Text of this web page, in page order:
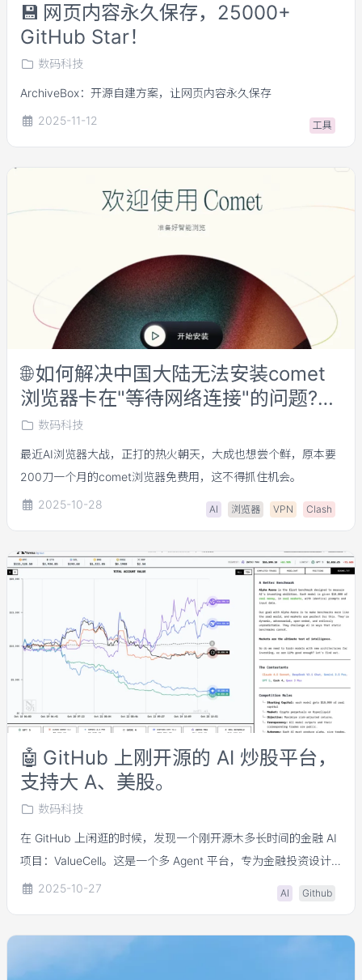
💾 网页内容永久保存，25000+
GitHub Star！
数码科技
ArchiveBox：开源自建方案，让网页内容永久保存
2025-11-12
工具
🌐如何解决中国大陆无法安装comet
浏览器卡在"等待网络连接"的问题?
(亲测有效!)
数码科技
最近AI浏览器大战，正打的热火朝天，大成也想尝个鲜，原本要
200刀一个月的comet浏览器免费用，这不得抓住机会。
2025-10-28
AI 浏览器 VPN Clash
🤖 GitHub 上刚开源的 AI 炒股平台，
支持大 A、美股。
数码科技
在 GitHub 上闲逛的时候，发现一个刚开源木多长时间的金融 AI
项目：ValueCell。这是一个多 Agent 平台，专为金融投资设计
的。对 AI 和金融都感兴趣的读者，肯定对它的理念很感兴趣：
通过多个 AI 智能体协作，帮助用户管理投资组合，简直像是拥
2025-10-27 AI Github